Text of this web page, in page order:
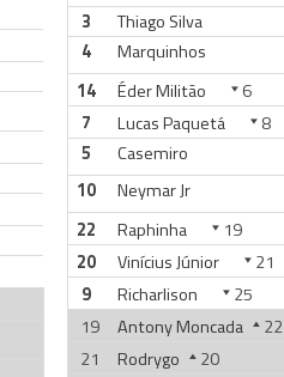
3
Thiago Silva
4
Marquinhos
14
Éder Militão
6
7
Lucas Paquetá
8
5
Casemiro
10
Neymar Jr
22
Raphinha
19
20
Vinícius Júnior
21
9
Richarlison
25
19
Antony Moncada
22
21
Rodrygo
20